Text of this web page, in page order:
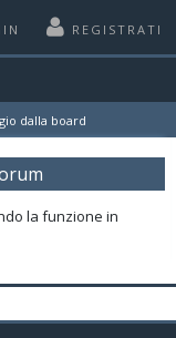
REGISTRATI
dalla board
la funzione in